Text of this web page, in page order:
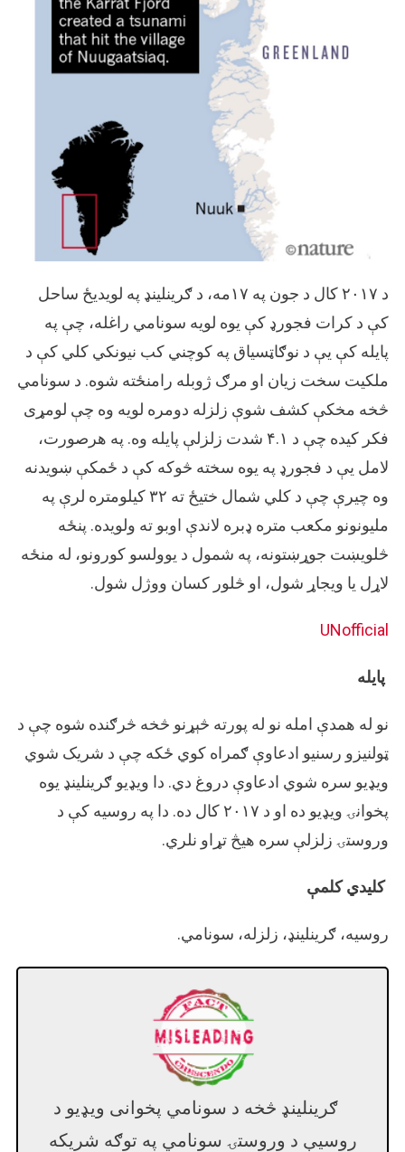
د ۲۰۱۷ کال د جون په ۱۷مه، د ګرینلینډ په لویدیځ ساحل
کې د کرات فجورډ کې یوه لویه سونامي راغله، چې په
پایله کې یې د نوګاټسیاق په کوچني کب نیونکي کلي کې د
ملکیت سخت زیان او مرګ ژوبله رامنځته شوه. د سونامي
څخه مخکې کشف شوې زلزله دومره لویه وه چې لومړی
فکر کیده چې د ۴.۱ شدت زلزلې پایله وه. په هرصورت،
لامل یې د فجورډ په یوه سخته څوکه کې د ځمکې ښویدنه
وه چیرې چې د کلي شمال ختیځ ته ۳۲ کیلومتره لرې په
ملیونونو مکعب متره ډبره لاندې اوبو ته ولویده. پنځه
څلویښت جوړښتونه، په شمول د یوولسو کورونو، له منځه
لاړل یا ویجاړ شول، او څلور کسان ووژل شول.
UNofficial
پایله
نو له همدې امله نو له پورته څېړنو څخه څرګنده شوه چې د
ټولنیزو رسنیو ادعاوې ګمراه کوي ځکه چې د شریک شوي
ویډیو سره شوي ادعاوې دروغ دي. دا ویډیو ګرینلینډ یوه
پخوانۍ ویډیو ده او د ۲۰۱۷ کال ده. دا په روسیه کې د
وروستۍ زلزلې سره هیڅ تړاو نلري.
کلیدي کلمې
روسیه، ګرینلینډ، زلزله، سونامي.
ګرینلینډ څخه د سونامي پخوانی ویډیو د
روسیې د وروستۍ سونامي په توګه شریکه